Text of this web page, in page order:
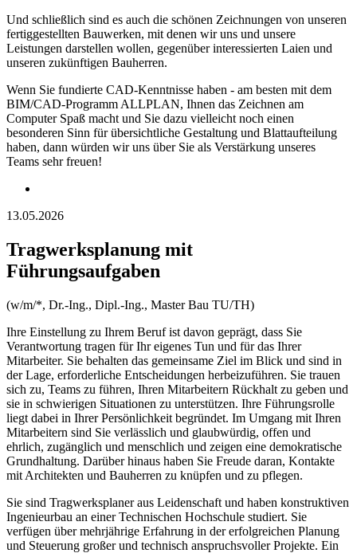
Und schließlich sind es auch die schönen Zeichnungen von unseren
fertiggestellten Bauwerken, mit denen wir uns und unsere
Leistungen darstellen wollen, gegenüber interessierten Laien und
unseren zukünftigen Bauherren.
Wenn Sie fundierte CAD-Kenntnisse haben - am besten mit dem
BIM/CAD-Programm ALLPLAN, Ihnen das Zeichnen am
Computer Spaß macht und Sie dazu vielleicht noch einen
besonderen Sinn für übersichtliche Gestaltung und Blattaufteilung
haben, dann würden wir uns über Sie als Verstärkung unseres
Teams sehr freuen!
13.05.2026
Tragwerksplanung mit
Führungsaufgaben
(w/m/*, Dr.-Ing., Dipl.-Ing., Master Bau TU/TH)
Ihre Einstellung zu Ihrem Beruf ist davon geprägt, dass Sie
Verantwortung tragen für Ihr eigenes Tun und für das Ihrer
Mitarbeiter. Sie behalten das gemeinsame Ziel im Blick und sind in
der Lage, erforderliche Entscheidungen herbeizuführen. Sie trauen
sich zu, Teams zu führen, Ihren Mitarbeitern Rückhalt zu geben und
sie in schwierigen Situationen zu unterstützen. Ihre Führungsrolle
liegt dabei in Ihrer Persönlichkeit begründet. Im Umgang mit Ihren
Mitarbeitern sind Sie verlässlich und glaubwürdig, offen und
ehrlich, zugänglich und menschlich und zeigen eine demokratische
Grundhaltung. Darüber hinaus haben Sie Freude daran, Kontakte
mit Architekten und Bauherren zu knüpfen und zu pflegen.
Sie sind Tragwerksplaner aus Leidenschaft und haben konstruktiven
Ingenieurbau an einer Technischen Hochschule studiert. Sie
verfügen über mehrjährige Erfahrung in der erfolgreichen Planung
und Steuerung großer und technisch anspruchsvoller Projekte. Ein